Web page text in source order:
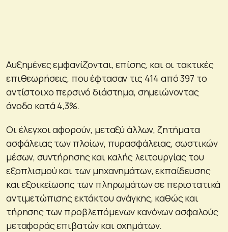
Αυξημένες εμφανίζονται, επίσης, και οι τακτικές
επιθεωρήσεις, που έφτασαν τις 414 από 397 το
αντίστοιχο περσινό διάστημα, σημειώνοντας
άνοδο κατά 4,3%.
Οι έλεγχοι αφορούν, μεταξύ άλλων, ζητήματα
ασφάλειας των πλοίων, πυρασφάλειας, σωστικών
μέσων, συντήρησης και καλής λειτουργίας του
εξοπλισμού και των μηχανημάτων, εκπαίδευσης
και εξοικείωσης των πληρωμάτων σε περιστατικά
αντιμετώπισης εκτάκτου ανάγκης, καθώς και
τήρησης των προβλεπόμενων κανόνων ασφαλούς
μεταφοράς επιβατών και οχημάτων.